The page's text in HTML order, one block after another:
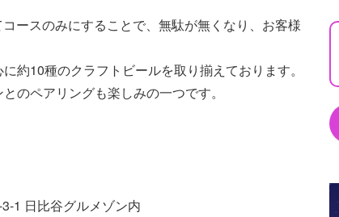
ースのみにすることで、無駄が無くなり、お客様
約10種のクラフトビールを取り揃えております。
のペアリングも楽しみの一つです。
1 日比谷グルメゾン内